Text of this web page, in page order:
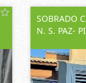
SOBRADO
N. S. PAZ-